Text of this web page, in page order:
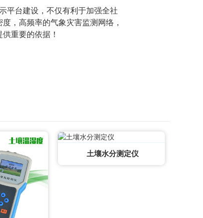
平台建设，不仅有利于加强全社
，高频率的气象灾害监测网络，
重要的依据！
土壤水分测定仪